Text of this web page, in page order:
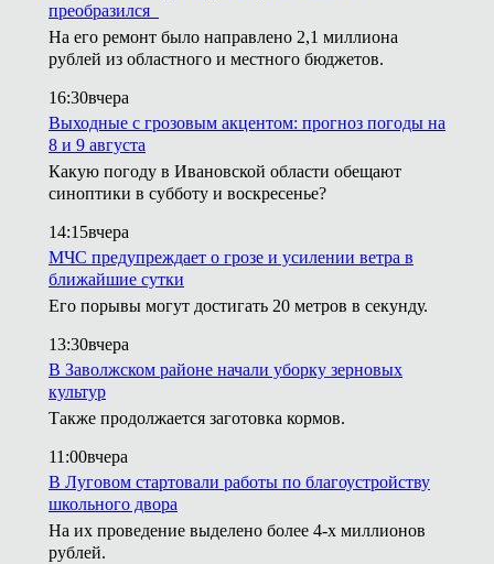
преобразился
На его ремонт было направлено 2,1 миллиона
рублей из областного и местного бюджетов.
16:30вчера
Выходные с грозовым акцентом: прогноз погоды на
8 и 9 августа
Какую погоду в Ивановской области обещают
синоптики в субботу и воскресенье?
14:15вчера
МЧС предупреждает о грозе и усилении ветра в
ближайшие сутки
Его порывы могут достигать 20 метров в секунду.
13:30вчера
В Заволжском районе начали уборку зерновых
культур
Также продолжается заготовка кормов.
11:00вчера
В Луговом стартовали работы по благоустройству
школьного двора
На их проведение выделено более 4-х миллионов
рублей.